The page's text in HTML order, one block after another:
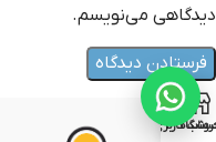
دیدگاهی می‌نویسم.
کاربری من